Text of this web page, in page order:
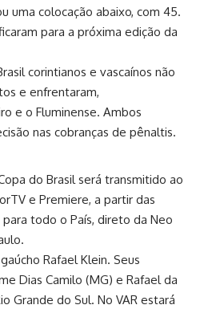
uma colocação abaixo, com 45.
para a próxima edição da
corintianos e vascaínos não
e enfrentaram,
e o Fluminense. Ambos
nas cobranças de pênaltis.
do Brasil será transmitido ao
e Premiere, a partir das
para todo o País, direto da Neo
Rafael Klein. Seus
Dias Camilo (MG) e Rafael da
Grande do Sul. No VAR estará